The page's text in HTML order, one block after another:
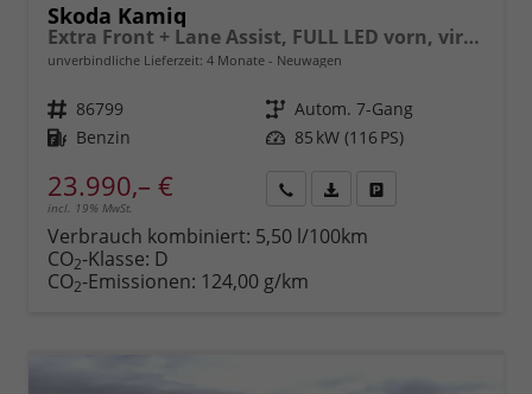
Skoda Kamiq
Extra Front + Lane Assist, FULL LED vorn, virtuelles Cockpit, manuelle Klima, Parksensoren hinten, ISOFIX, el. Fensterheber vorn uvm.
unverbindliche Lieferzeit: 4 Monate Neuwagen
Fahrzeugnr. 86799 Getriebe Autom. 7-Gang
Kraftstoff Benzin Leistung 85 kW (116 PS)
23.990,– €
incl. 19% MwSt.
anfordern
Datei,
Verbrauch kombiniert: 5,50 l/100km
CO2-Klasse: D
CO2-Emissionen: 124,00 g/km